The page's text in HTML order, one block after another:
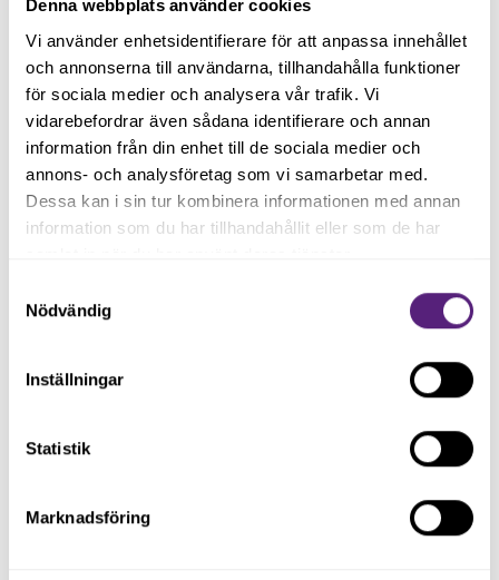
Denna webbplats använder cookies
Vi använder enhetsidentifierare för att anpassa innehållet
och annonserna till användarna, tillhandahålla funktioner
för sociala medier och analysera vår trafik. Vi
vidarebefordrar även sådana identifierare och annan
information från din enhet till de sociala medier och
annons- och analysföretag som vi samarbetar med.
Dessa kan i sin tur kombinera informationen med annan
information som du har tillhandahållit eller som de har
Nödvändig
Inställningar
Statistik
Marknadsföring
Talat och Rebecca vid prisutdelningen på
Maxa Malmö den 15 oktober 2021.
Ni har båda väldigt fina tillväxtkurvor, har det sett ut så
– I början var det lite kärvt när man skulle göra allting
själv. Jag är entreprenör men ingen förvaltare så jag tog
in bokföringshjälp som inte var så kunnig och fick en
skuld som jag inte hade räknat med. Det blev revision,
men jag lyckades ta mig ur det. Det var inte roligt men